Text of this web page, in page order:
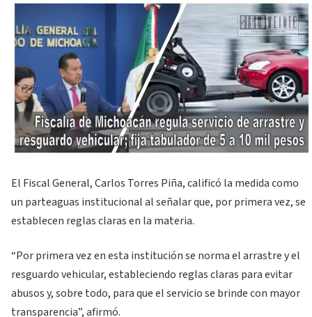
El Fiscal General, Carlos Torres Piña, calificó la medida como
un parteaguas institucional al señalar que, por primera vez, se
establecen reglas claras en la materia.
“Por primera vez en esta institución se norma el arrastre y el
resguardo vehicular, estableciendo reglas claras para evitar
abusos y, sobre todo, para que el servicio se brinde con mayor
transparencia”, afirmó.